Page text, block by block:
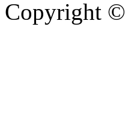
Copyright ©